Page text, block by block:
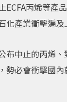
ECFA丙烯等產
化產業衝擊遍
布中止的丙烯
勢必會衝擊國